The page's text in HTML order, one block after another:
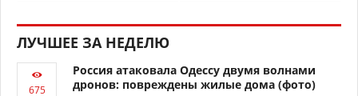
ЛУЧШЕЕ ЗА НЕДЕЛЮ
Россия атаковала Одессу двумя волнами
дронов: повреждены жилые дома (фото)